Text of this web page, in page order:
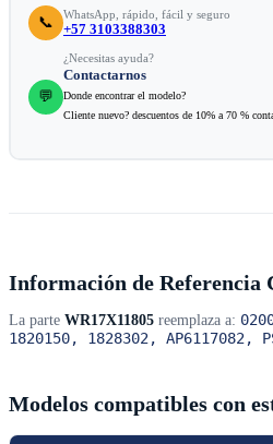
📞 WhatsApp, rápido, fácil y seguro
+57 3103388303
💬
¿Necesitas ayuda?
Contactarnos
Donde encontrar el modelo?
Cliente nuevo? descuentos de 10% a 70 %
Información de Referencia
La parte WR17X11805 reemplaza a:
1820150, 1828302, AP6117082,
Modelos compatibles con